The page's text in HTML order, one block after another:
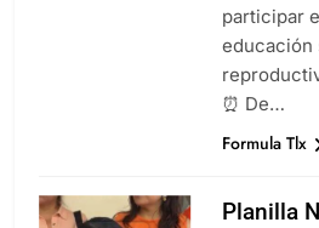
participar
educación
⏰ De…
Formula Tlx
Planilla